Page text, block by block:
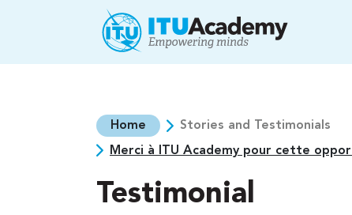
Skip to main content
Home
Stories and Testimonials
Merci à ITU Academy pour cette
Testimonial